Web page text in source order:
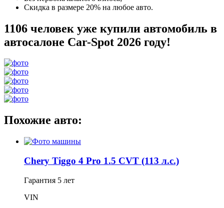
Скидка в размере 20% на любое авто.
1106 человек уже купили автомобиль в
автосалоне Car-Spot 2026 году!
Похожие авто:
Chery Tiggo 4 Pro 1.5 CVT (113 л.с.)
Гарантия 5 лет
VIN